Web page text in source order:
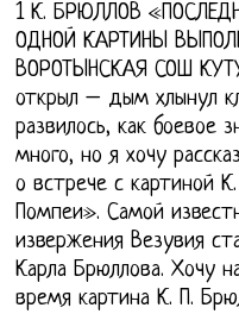
1 К. БРЮЛЛОВ
ОДНОЙ КАРТИНЫ
ВОРОТЫНСКАЯ СОШ
открыл – дым хлынул
развилось, как боевое
много, но я хочу
о встрече с картиной
Помпеи». Самой
извержения Везувия
Карла Брюллова. Хочу
время картина К. П.